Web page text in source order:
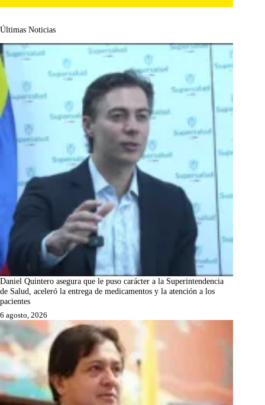
Últimas Noticias
Daniel Quintero asegura que le puso carácter a la Superintendencia
de Salud, aceleró la entrega de medicamentos y la atención a los
pacientes
6 agosto, 2026